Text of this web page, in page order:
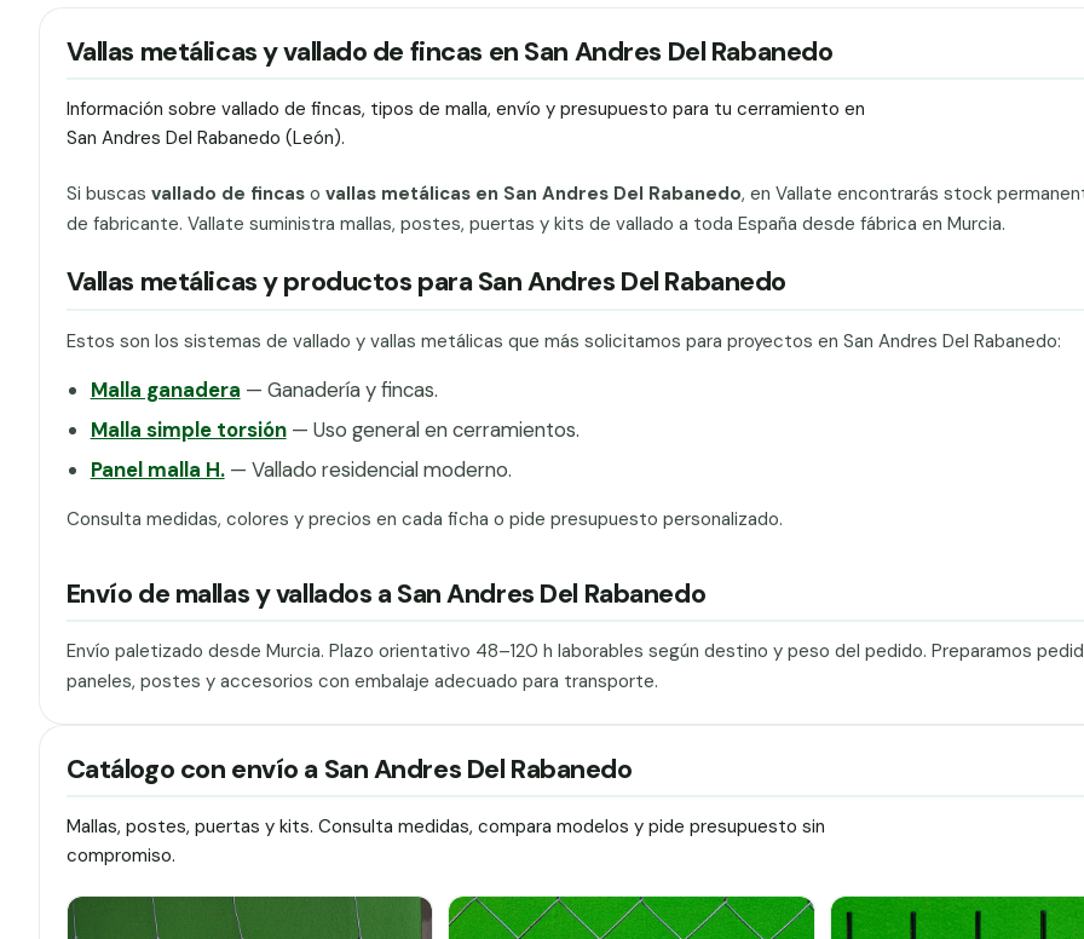
Vallas metálicas y vallado de fincas en San Andres Del Rabanedo
Información sobre vallado de fincas, tipos de malla, envío y presupuesto para tu cerramiento en
San Andres Del Rabanedo (León).
Si buscas vallado de fincaso vallas metálicas en San Andres Del Rabanedo, en Vallate encontrarás stock
de fabricante. Vallate suministra mallas, postes, puertas y kits de vallado a toda España desde fábrica en Murcia.
Vallas metálicas y productos para San Andres Del Rabanedo
Estos son los sistemas de vallado y vallas metálicas que más solicitamos para proyectos en San Andres Del Rabanedo:
Malla ganadera — Ganadería y fincas.
Malla simple torsión— Uso general en cerramientos.
Panel malla H.— Vallado residencial moderno.
Consulta medidas, colores y precios en cada ficha o pide presupuesto personalizado.
Envío de mallas y vallados a San Andres Del Rabanedo
Envío paletizado desde Murcia. Plazo orientativo 48–120 h laborables según destino y peso del pedido. Preparamos
paneles, postes y accesorios con embalaje adecuado para transporte.
Catálogo con envío a San Andres Del Rabanedo
Mallas, postes, puertas y kits. Consulta medidas, compara modelos y pide presupuesto sin
compromiso.